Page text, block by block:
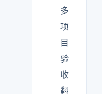
多
项
目
验
收
翻